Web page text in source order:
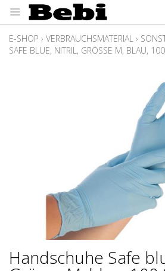
E-SHOP › VERBRAUCHSMATERIAL ›
SAFE BLUE, NITRIL, GRÖSSE M, BLAU,
Handschuhe Safe